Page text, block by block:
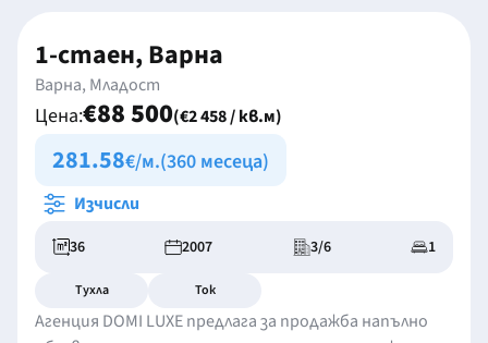
1-стаен, Варна
Варна, Младост
Цена:€88 500(€2 458 / кв.м)
281.58€/м.(360 месеца)
Изчисли
36 2007 3/6 1
Тухла Ток
Агенция DOMI LUXE предлага за продажба напълно